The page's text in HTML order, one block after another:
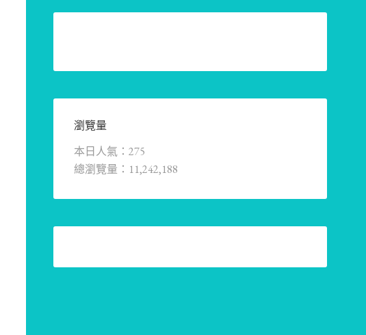
瀏覽量
本日人氣：275
總瀏覽量：11,242,188